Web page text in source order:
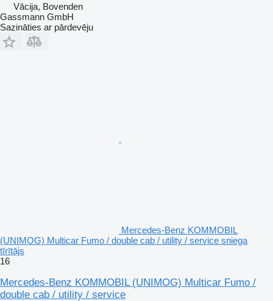
Vācija, Bovenden
Gassmann GmbH
Sazināties ar pārdevēju
Mercedes-Benz KOMMOBIL
(UNIMOG) Multicar Fumo / double cab / utility / service sniega
tīrītājs
16
Mercedes-Benz KOMMOBIL (UNIMOG) Multicar Fumo /
double cab / utility / service